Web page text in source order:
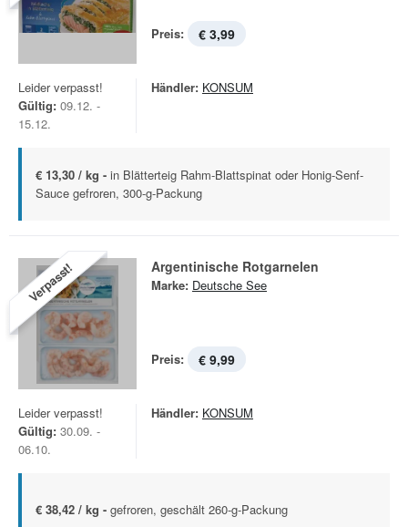
Preis: € 3,99
Leider verpasst!
Gültig: 09.12. -
15.12.
Händler: KONSUM
€ 13,30 / kg - in Blätterteig Rahm-Blattspinat oder Honig-Senf-
Sauce gefroren, 300-g-Packung
Verpasst! Argentinische Rotgarnelen
Marke: Deutsche See
Preis: € 9,99
Leider verpasst!
Gültig: 30.09. -
06.10.
Händler: KONSUM
€ 38,42 / kg - gefroren, geschält 260-g-Packung